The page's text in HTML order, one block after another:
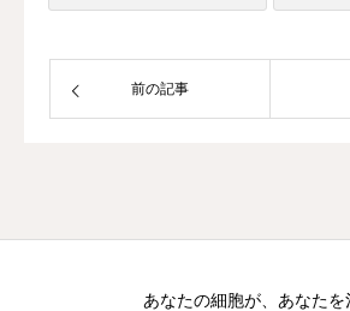
前の記事
あなたの細胞が、あなたを